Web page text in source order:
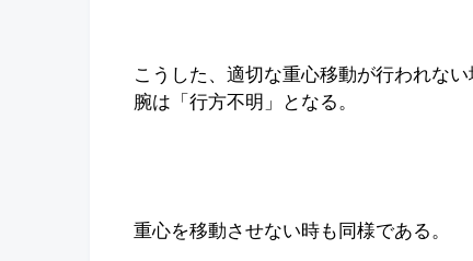
こうした、適切な重心移動が行われな
腕は「行方不明」となる。
重心を移動させない時も同様である。